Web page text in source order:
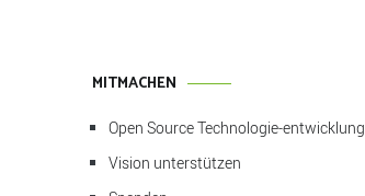
MITMACHEN
Open Source Technologie-entwicklung
Vision unterstützen